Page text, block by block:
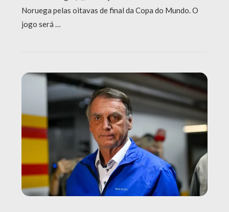
Noruega pelas oitavas de final da Copa do Mundo. O
jogo será …